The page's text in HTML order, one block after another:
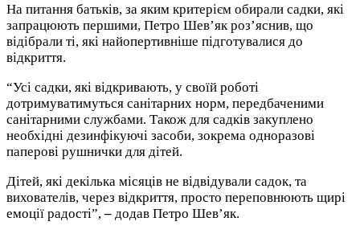
На питання батьків, за яким критерієм обирали садки, які
запрацюють першими, Петро Шев’як роз’яснив, що
відібрали ті, які найопертивніше підготувалися до
відкриття.
“Усі садки, які відкривають, у своїй роботі
дотримуватимуться санітарних норм, передбаченими
санітарними службами. Також для садків закуплено
необхідні дезинфікуючі засоби, зокрема одноразові
паперові рушнички для дітей.
Дітей, які декілька місяців не відвідували садок, та
вихователів, через відкриття, просто переповнюють щирі
емоції радості”,– додав Петро Шев’як.